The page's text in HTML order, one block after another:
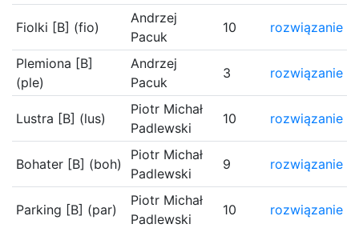
Fiolki [B] (fio)
Andrzej
Pacuk
10 rozwiązanie
Plemiona [B]
(ple)
Andrzej
Pacuk
3 rozwiązanie
Lustra [B] (lus)
Piotr Michał
Padlewski
10 rozwiązanie
Bohater [B] (boh)
Piotr Michał
Padlewski
9 rozwiązanie
Parking [B] (par)
Piotr Michał
Padlewski
10 rozwiązanie